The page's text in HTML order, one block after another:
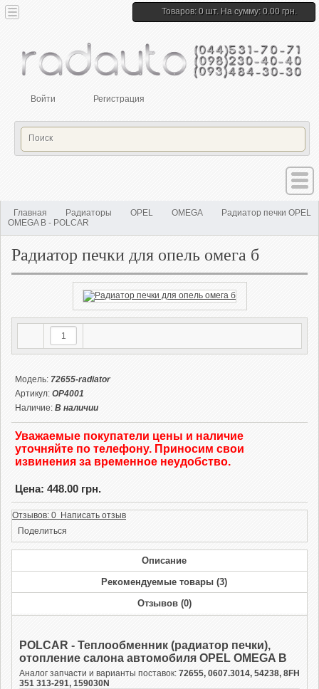
Товаров: 0 шт. На сумму: 0.00 грн.
Войти Регистрация
Главная Радиаторы OPEL OMEGA
Радиатор печки OPEL
OMEGA B - POLCAR
Радиатор печки для опель омега б
Модель: 72655-radiator
Артикул: OP4001
Наличие: В наличии
Уважаемые покупатели цены и наличие
уточняйте по телефону. Приносим свои
извинения за временное неудобство.
Цена: 448.00 грн.
Отзывов: 0 Написать отзыв
Поделиться
Описание
Рекомендуемые товары (3)
Отзывов (0)
POLCAR - Теплообменник (радиатор печки),
отопление салона автомобиля OPEL OMEGA B
Аналог запчасти и варианты поставок: 72655, 0607.3014, 54238, 8FH
351 313-291, 159030N